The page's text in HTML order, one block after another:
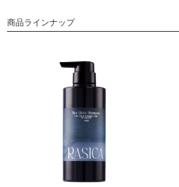
商品ラインナップ